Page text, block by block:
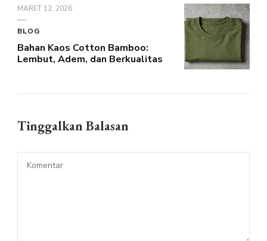
MARET 12, 2026
BLOG
Bahan Kaos Cotton Bamboo:
Lembut, Adem, dan Berkualitas
Tinggalkan Balasan